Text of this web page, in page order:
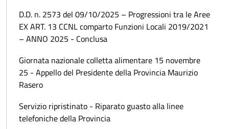
D.D. n. 2573 del 09/10/2025 – Progressioni tra le Aree
EX ART. 13 CCNL comparto Funzioni Locali 2019/2021
– ANNO 2025 - Conclusa
Giornata nazionale colletta alimentare 15 novembre
25 - Appello del Presidente della Provincia Maurizio
Rasero
Servizio ripristinato - Riparato guasto alla linee
telefoniche della Provincia